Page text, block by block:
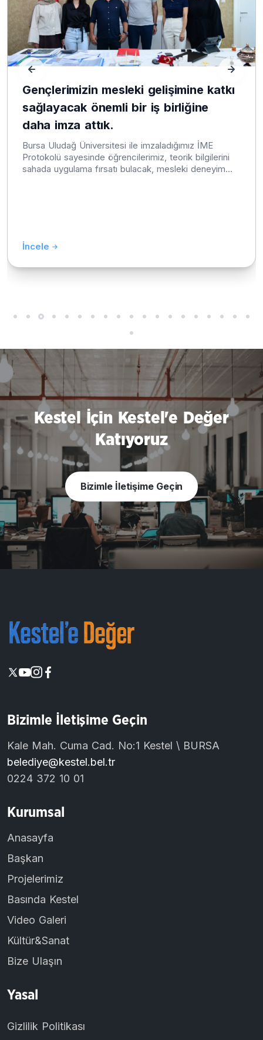
Gençlerimizin mesleki gelişimine katkı
sağlayacak önemli bir iş birliğine
daha imza attık.
Bursa Uludağ Üniversitesi ile imzaladığımız İME
Protokolü sayesinde öğrencilerimiz, teorik bilgilerini
sahada uygulama fırsatı bulacak, mesleki deneyim
İncele
Kestel İçin Kestel'e Değer
Katıyoruz
Bizimle İletişime Geçin
Bizimle İletişime Geçin
Kale Mah. Cuma Cad. No:1 Kestel \ BURSA
belediye@kestel.bel.tr
0224 372 10 01
Kurumsal
Anasayfa
Başkan
Projelerimiz
Basında Kestel
Video Galeri
Kültür&Sanat
Bize Ulaşın
Yasal
Gizlilik Politikası